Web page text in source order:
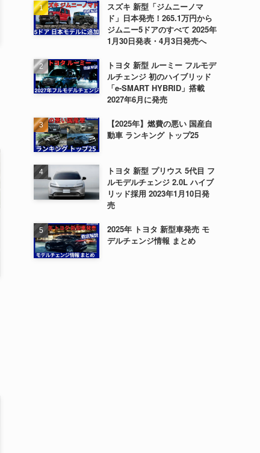
スズキ 新型「ジムニーノマ
ド」日本発売！265.1万円から
ジムニー5ドアのすべて 2025年
1月30日発表・4月3日発売へ
トヨタ 新型 ルーミー フルモデ
ルチェンジ 初のハイブリッド
「e-SMART HYBRID」搭載
2027年6月に発売
【2025年】燃費の悪い 国産自
動車 ランキング トップ25
トヨタ 新型 プリウス 5代目 フ
ルモデルチェンジ 2.0L ハイブ
リッド採用 2023年1月10日発
売
2025年 トヨタ 新型車発売 モ
デルチェンジ情報 まとめ